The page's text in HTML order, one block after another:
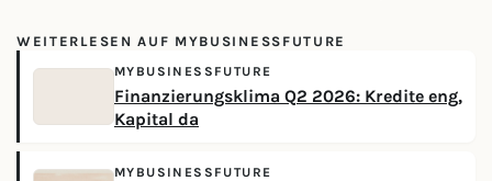
WEITERLESEN AUF MYBUSINESSFUTURE
MYBUSINESSFUTURE
Finanzierungsklima Q2 2026: Kredite eng,
Kapital da
MYBUSINESSFUTURE